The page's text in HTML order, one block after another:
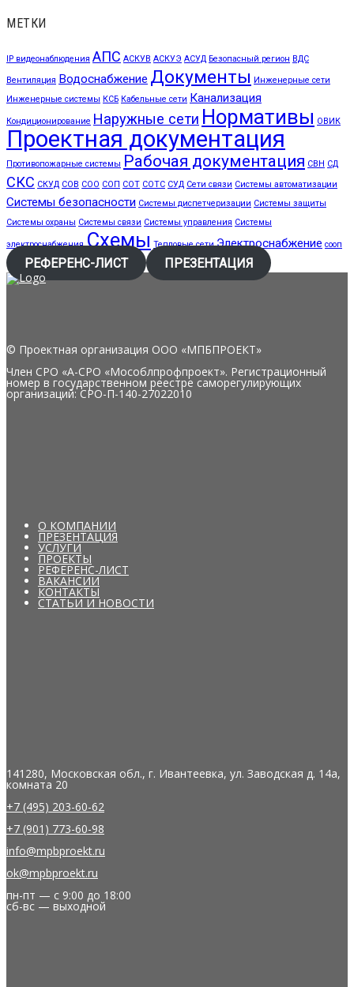
МЕТКИ
IP видеонаблюдения АПС АСКУВ АСКУЭ АСУД Безопасный регион ВДС
Вентиляция Водоснабжение Документы Инженерные сети
Инженерные системы КСБ Кабельные сети Канализация
Кондиционирование Наружные сети Нормативы ОВИК
Проектная документация
Противопожарные системы Рабочая документация СВН СД
СКС СКУД СОВ СОО СОП СОТ СОТС СУД Сети связи Системы автоматизации
Системы безопасности Системы диспетчеризации Системы защиты
Системы охраны Системы связи Системы управления Системы
электроснабжения Схемы Тепловые сети Электроснабжение сооп
РЕФЕРЕНС-ЛИСТ ПРЕЗЕНТАЦИЯ
© Проектная организация ООО «МПБПРОЕКТ»
Член СРО «А-СРО «Мособлпрофпроект». Регистрационный
номер в государственном реестре саморегулирующих
организаций: СРО-П-140-27022010
О КОМПАНИИ
ПРЕЗЕНТАЦИЯ
УСЛУГИ
ПРОЕКТЫ
РЕФЕРЕНС-ЛИСТ
ВАКАНСИИ
КОНТАКТЫ
СТАТЬИ И НОВОСТИ
141280, Московская обл., г. Ивантеевка, ул. Заводская д. 14а,
комната 20
+7 (495) 203-60-62
+7 (901) 773-60-98
info@mpbproekt.ru
ok@mpbproekt.ru
пн-пт — с 9:00 до 18:00
сб-вс — выходной